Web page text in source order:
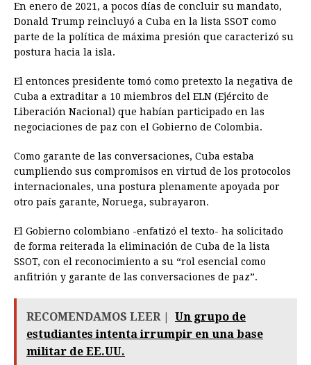
En enero de 2021, a pocos días de concluir su mandato,
Donald Trump reincluyó a Cuba en la lista SSOT como
parte de la política de máxima presión que caracterizó su
postura hacia la isla.
El entonces presidente tomó como pretexto la negativa de
Cuba a extraditar a 10 miembros del ELN (Ejército de
Liberación Nacional) que habían participado en las
negociaciones de paz con el Gobierno de Colombia.
Como garante de las conversaciones, Cuba estaba
cumpliendo sus compromisos en virtud de los protocolos
internacionales, una postura plenamente apoyada por
otro país garante, Noruega, subrayaron.
El Gobierno colombiano -enfatizó el texto- ha solicitado
de forma reiterada la eliminación de Cuba de la lista
SSOT, con el reconocimiento a su “rol esencial como
anfitrión y garante de las conversaciones de paz”.
RECOMENDAMOS LEER |
Un grupo de
estudiantes intenta irrumpir en una base
militar de EE.UU.